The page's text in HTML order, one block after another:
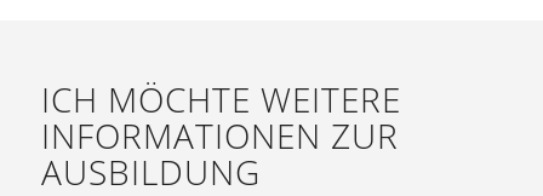
ICH MÖCHTE WEITERE
INFORMATIONEN ZUR
AUSBILDUNG